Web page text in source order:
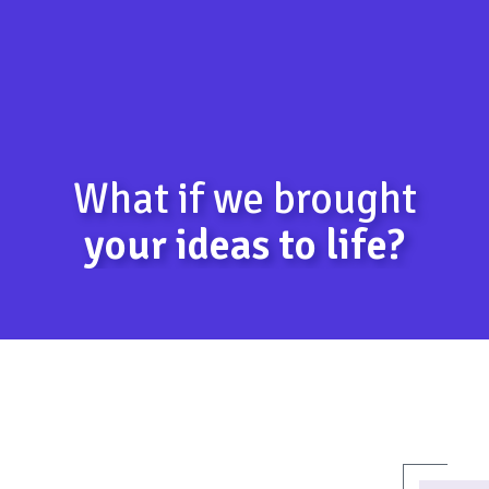
What if we brought
your ideas to life?